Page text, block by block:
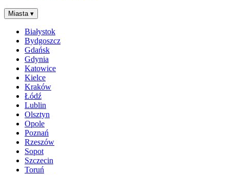
Miasta ▾
Białystok
Bydgoszcz
Gdańsk
Gdynia
Katowice
Kielce
Kraków
Łódź
Lublin
Olsztyn
Opole
Poznań
Rzeszów
Sopot
Szczecin
Toruń